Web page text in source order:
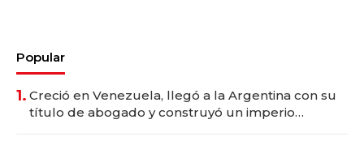
Popular
1. Creció en Venezuela, llegó a la Argentina con su
título de abogado y construyó un imperio